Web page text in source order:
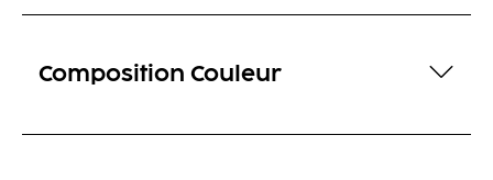
Composition Couleur